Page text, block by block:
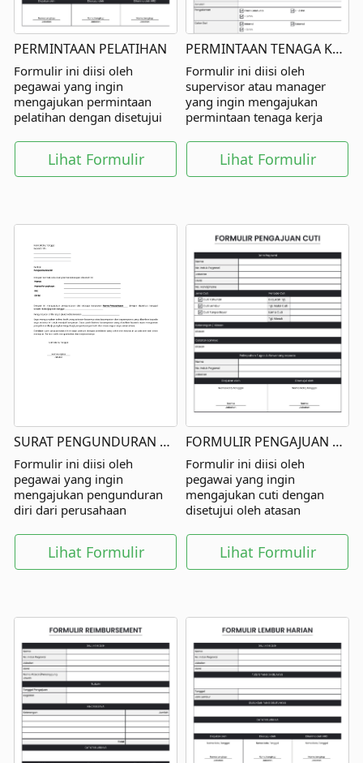
PERMINTAAN PELATIHAN
Formulir ini diisi oleh
pegawai yang ingin
mengajukan permintaan
pelatihan dengan disetujui
pihak lainnya.
Lihat Formulir
PERMINTAAN TENAGA KERJA
Formulir ini diisi oleh
supervisor atau manager
yang ingin mengajukan
permintaan tenaga kerja
langsung dan pihak lainnya.
Lihat Formulir
SURAT PENGUNDURAN DIRI
Formulir ini diisi oleh
pegawai yang ingin
mengajukan pengunduran
diri dari perusahaan
Lihat Formulir
FORMULIR PENGAJUAN CUTI
Formulir ini diisi oleh
pegawai yang ingin
mengajukan cuti dengan
disetujui oleh atasan
Lihat Formulir